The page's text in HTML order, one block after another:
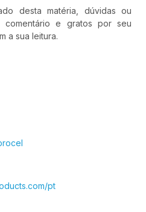
desta matéria, dúvidas ou
comentário e gratos por seu
a sua leitura.
pt